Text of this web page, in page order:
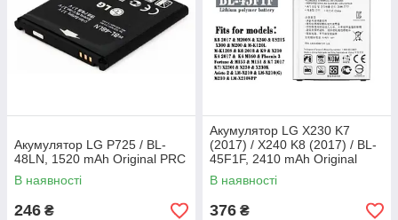
Акумулятор LG P725 / BL-
48LN, 1520 mAh Original PRC
В наявності
246 ₴
Акумулятор LG X230 K7
(2017) / X240 K8 (2017) / BL-
45F1F, 2410 mAh Original
PRC
В наявності
376 ₴